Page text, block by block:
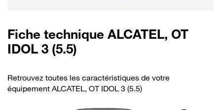
Fiche technique ALCATEL, OT
IDOL 3 (5.5)
Retrouvez toutes les caractéristiques de votre
équipement ALCATEL, OT IDOL 3 (5.5)